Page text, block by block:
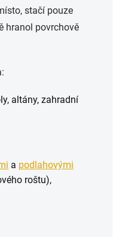
stačí pouze
hranol povrchově
altány, zahradní
a podlahovými
roštu),